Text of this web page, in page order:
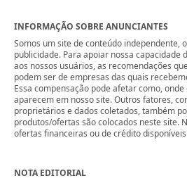
INFORMAÇÃO SOBRE ANUNCIANTES
Somos um site de conteúdo independente,
publicidade. Para apoiar nossa
aos nossos usuários, as recomendações
podem ser de empresas das quais
Essa compensação pode afetar como,
aparecem em nosso site. Outros fatores,
proprietários e dados coletados, também
produtos/ofertas são colocados neste site.
ofertas financeiras ou de crédito
NOTA EDITORIAL